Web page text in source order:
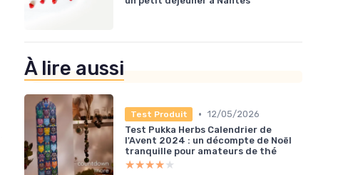
À lire aussi
Test Produit • 12/05/2026
Test Pukka Herbs Calendrier de
l'Avent 2024 : un décompte de Noël
tranquille pour amateurs de thé
★★★★★
★★★★★